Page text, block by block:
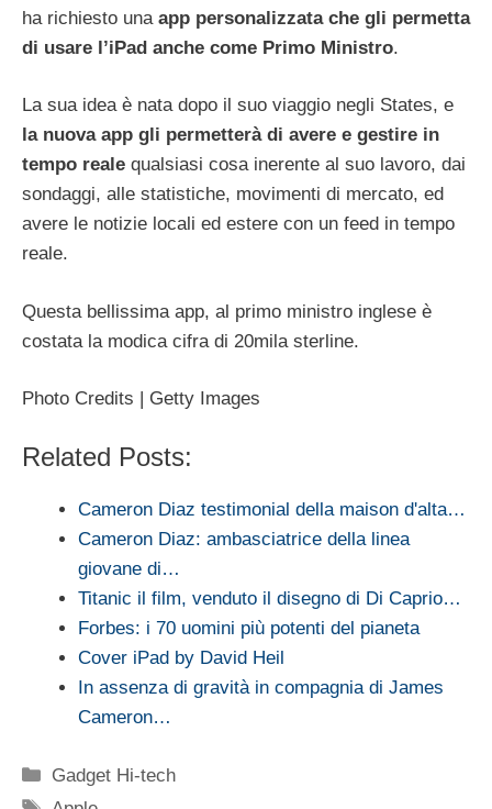
ha richiesto una app personalizzata che gli permetta
di usare l’iPad anche come Primo Ministro.
La sua idea è nata dopo il suo viaggio negli States, e
la nuova app gli permetterà di avere e gestire in
tempo reale qualsiasi cosa inerente al suo lavoro, dai
sondaggi, alle statistiche, movimenti di mercato, ed
avere le notizie locali ed estere con un feed in tempo
reale.
Questa bellissima app, al primo ministro inglese è
costata la modica cifra di 20mila sterline.
Photo Credits | Getty Images
Related Posts:
Cameron Diaz testimonial della maison d'alta…
Cameron Diaz: ambasciatrice della linea
giovane di…
Titanic il film, venduto il disegno di Di Caprio…
Forbes: i 70 uomini più potenti del pianeta
Cover iPad by David Heil
In assenza di gravità in compagnia di James
Cameron…
Categorie
Gadget Hi-tech